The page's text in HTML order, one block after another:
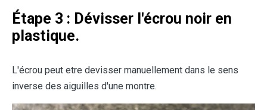
Étape 3 : Dévisser l'écrou noir en
plastique.
L'écrou peut etre devisser manuellement dans le sens
inverse des aiguilles d'une montre.